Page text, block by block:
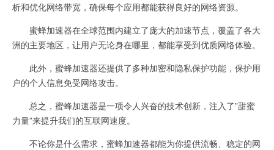
析和优化网络带宽，确保每个应用都能获得良好的网络资源。
蜜蜂加速器在全球范围内建立了庞大的加速节点，覆盖了各大
洲的主要地区，让用户无论身在哪里，都能享受到优质网络体验。
此外，蜜蜂加速器还提供了多种加密和隐私保护功能，保护用
户的个人信息免受网络攻击。
总之，蜜蜂加速器是一项令人兴奋的技术创新，注入了”甜蜜
力量”来提升我们的互联网速度。
不论你是什么需求，蜜蜂加速器都能为你提供流畅、稳定的网